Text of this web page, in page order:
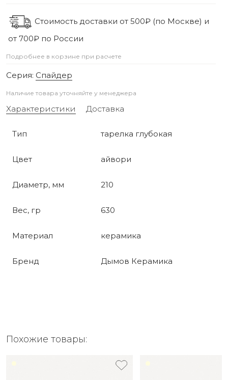
Стоимость доставки от 500₽ (по Москве) и
от 700₽ по России
Подробнее в корзине при расчете
Серия: Спайдер
Наличие товара уточняйте у менеджера
Характеристики Доставка
Тип тарелка глубокая
Цвет айвори
Диаметр, мм 210
Вес, гр 630
Материал керамика
Бренд Дымов Керамика
Похожие товары: